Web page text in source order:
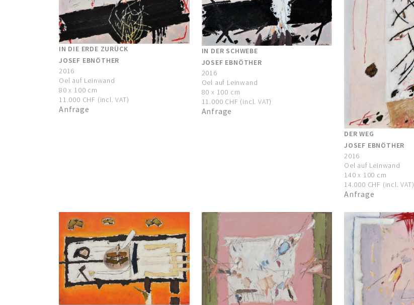
IN DIE ERDE ZURÜCK
JOSEF EBNÖTHER
2016
Oel auf Leinwand
80 x 100 cm
11.000 CHF (incl. VAT)
Anfrage
IN DER SCHWEBE
JOSEF EBNÖTHER
2016
Oel auf Leinwand
80 x 100 cm
11.000 CHF (incl. VAT)
Anfrage
DER WEG
JOSEF EBNÖTHER
2016
Oel auf Leinwand
140 x 100 cm
14.000 CHF (incl. VAT)
Anfrage